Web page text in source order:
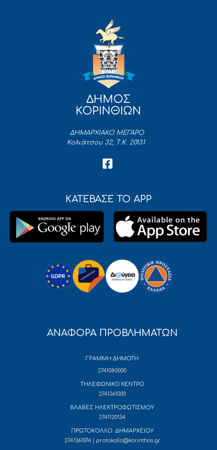
ΔΗΜΟΣ
ΚΟΡΙΝΘΙΩΝ
ΔΗΜΑΡΧΙΑΚΟ ΜΕΓΑΡΟ
Κολιάτσου 32, Τ.Κ. 20131
ΚΑΤΕΒΑΣΕ ΤΟ APP
ΑΝΑΦΟΡΑ ΠΡΟΒΛΗΜΑΤΩΝ
ΓΡΑΜΜΗ ΔΗΜΟΤΗ
2741080000
ΤΗΛΕΦΩΝΙΚΟ ΚΕΝΤΡΟ
2741361000
ΒΛΑΒΕΣ ΗΛΕΚΤΡΟΦΩΤΙΣΜΟΥ
2741120134
ΠΡΩΤΟΚΟΛΛΟ ΔΗΜΑΡΧΕΙΟΥ
2741361074 | protokollo@korinthos.gr